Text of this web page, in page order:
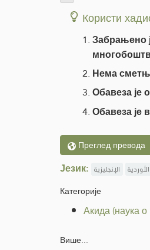
Користи
Забрањено
Нема
Обавеза је
Обавеза је
Преглед превода
Језик: الإنجليزية الأوردية
Категорије
Акида (наука
Више...